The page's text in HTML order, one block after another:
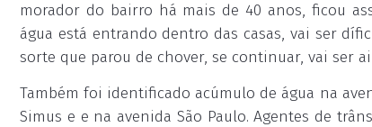
morador do bairro há mais de 40 anos, ficou
água está entrando dentro das casas, vai ser
sorte que parou de chover, se continuar, vai ser
Também foi identificado acúmulo de água na
Simus e e na avenida São Paulo. Agentes de